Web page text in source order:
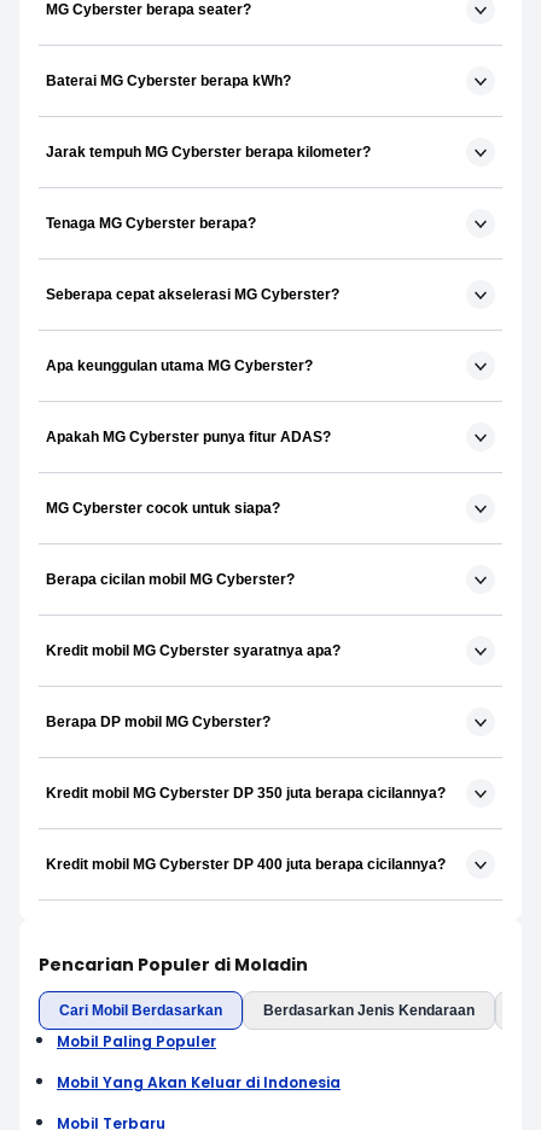
MG Cyberster berapa seater?
Baterai MG Cyberster berapa kWh?
Jarak tempuh MG Cyberster berapa kilometer?
Tenaga MG Cyberster berapa?
Seberapa cepat akselerasi MG Cyberster?
Apa keunggulan utama MG Cyberster?
Apakah MG Cyberster punya fitur ADAS?
MG Cyberster cocok untuk siapa?
Berapa cicilan mobil MG Cyberster?
Kredit mobil MG Cyberster syaratnya apa?
Berapa DP mobil MG Cyberster?
Kredit mobil MG Cyberster DP 350 juta berapa cicilannya?
Kredit mobil MG Cyberster DP 400 juta berapa cicilannya?
Pencarian Populer di Moladin
Cari Mobil Berdasarkan Berdasarkan Jenis Kendaraan
Mobil Paling Populer
Mobil Yang Akan Keluar di Indonesia
Mobil Terbaru